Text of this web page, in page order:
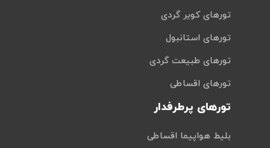
تورهای کویر گردی
تورهای استانبول
تورهای طبیعت گردی
تورهای اقساطی
تورهای پرطرفدار
بلیط هواپیما اقساطی